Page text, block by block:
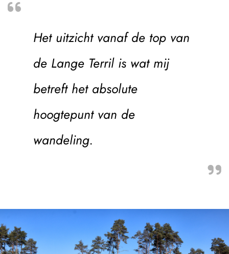
Het uitzicht vanaf de top van
de Lange Terril is wat mij
betreft het absolute
hoogtepunt van de
wandeling.